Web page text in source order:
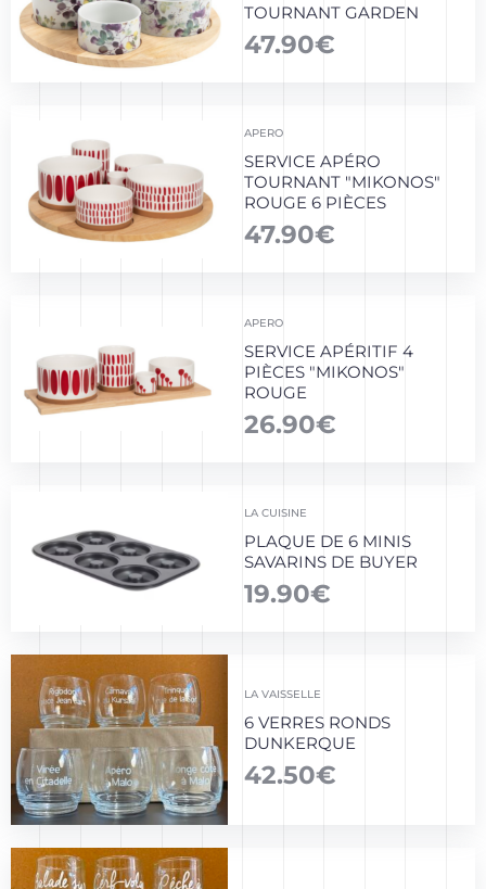
TOURNANT GARDEN
47.90€
APERO
SERVICE APÉRO
TOURNANT "MIKONOS"
ROUGE 6 PIÈCES
47.90€
APERO
SERVICE APÉRITIF 4
PIÈCES "MIKONOS"
ROUGE
26.90€
LA CUISINE
PLAQUE DE 6 MINIS
SAVARINS DE BUYER
19.90€
LA VAISSELLE
6 VERRES RONDS
DUNKERQUE
42.50€